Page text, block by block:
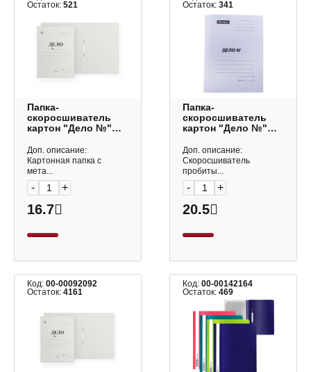
Остаток: 521
Папка-
скоросшиватель
картон "Дело №"
немелов. 17036
Dolce Costo
Доп. описание:
Картонная папка с
мета...
- +
16.7
Остаток:341
Папка-
скоросшиватель
картон "Дело №"
мелов. A-
SD30M_345/158527
OfficeSpace
Доп. описание:
Скоросшиватель
пробиты...
- +
20.5
Код: 00-00092092
Остаток: 4161
Код:00-00142164
Остаток:469